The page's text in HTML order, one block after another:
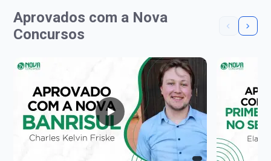
Aprovados com a Nova
Concursos